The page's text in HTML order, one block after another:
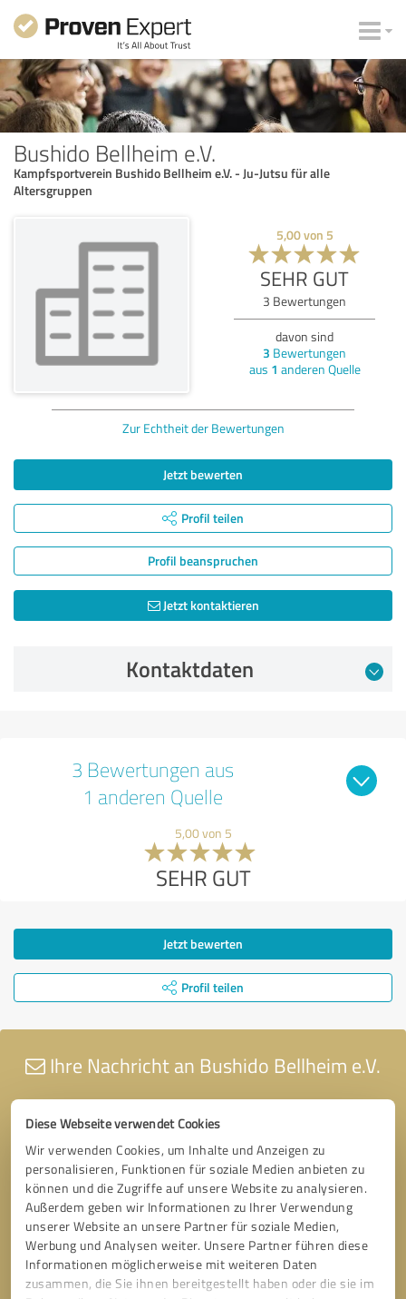
Diese Webseite verwendet Cookies
Wir verwenden Cookies, um Inhalte und Anzeigen zu
personalisieren, Funktionen für soziale Medien anbieten zu
können und die Zugriffe auf unsere Website zu analysieren.
Außerdem geben wir Informationen zu Ihrer Verwendung
unserer Website an unsere Partner für soziale Medien,
Werbung und Analysen weiter. Unsere Partner führen diese
Informationen möglicherweise mit weiteren Daten
zusammen, die Sie ihnen bereitgestellt haben oder die sie im
Bushido Bellheim e.V.
Kampfsportverein Bushido Bellheim e.V. - Ju-Jutsu für alle
Altersgruppen
5,00von 5
SEHR GUT
3 Bewertungen
davon sind
3 Bewertungen
aus 1 anderen Quelle
Zur Echtheit der Bewertungen
Jetzt bewerten
Profil teilen
Profil beanspruchen
Jetzt kontaktieren
Kontaktdaten
3 Bewertungen aus
1 anderen Quelle
5,00 von 5
SEHR GUT
Jetzt bewerten
Profil teilen
Ihre Nachricht an Bushido Bellheim e.V.